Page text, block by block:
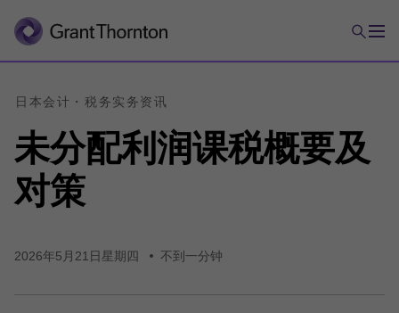
未分配利润课税概要及
对策
日本会计・ 税务实务资讯
2026年5月21日星期四 不到一分钟